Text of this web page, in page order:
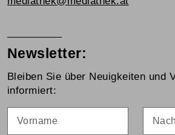
Newsletter:
Bleiben Sie über Neuigkeiten und
informiert: